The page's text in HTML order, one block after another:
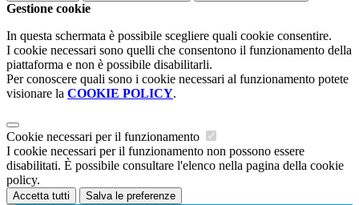
Gestione cookie
In questa schermata è possibile scegliere quali cookie consentire.
I cookie necessari sono quelli che consentono il funzionamento della
piattaforma e non è possibile disabilitarli.
Per conoscere quali sono i cookie necessari al funzionamento potete
visionare la COOKIE POLICY.
Cookie necessari per il funzionamento
I cookie necessari per il funzionamento non possono essere
disabilitati. È possibile consultare l'elenco nella pagina della cookie
policy.
Accetta tutti Salva le preferenze